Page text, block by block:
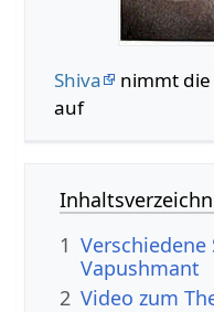
Shiva
nimmt
auf
1
Vapushmant
2 Video zum